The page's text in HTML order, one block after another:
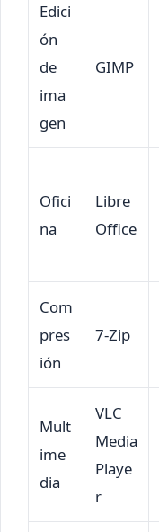
Edici
ón
de
ima
gen
GIMP
Ofici
na
Libre
Office
Com
pres
ión
7-Zip
Mult
ime
dia
VLC
Media
Playe
r